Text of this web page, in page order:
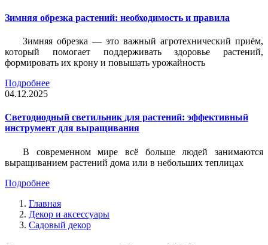
Зимняя обрезка растений: необходимость и правила
Зимняя обрезка — это важный агротехнический приём,
который помогает поддерживать здоровье растений,
формировать их крону и повышать урожайность
Подробнее
04.12.2025
Светодиодный светильник для растений: эффективный
инструмент для выращивания
В современном мире всё больше людей занимаются
выращиванием растений дома или в небольших теплицах
Подробнее
Главная
Декор и аксессуары
Садовый декор